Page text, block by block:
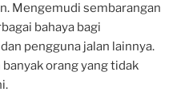
Mengemudi sembarangan
bahaya bagi
pengguna jalan lainnya.
orang yang tidak